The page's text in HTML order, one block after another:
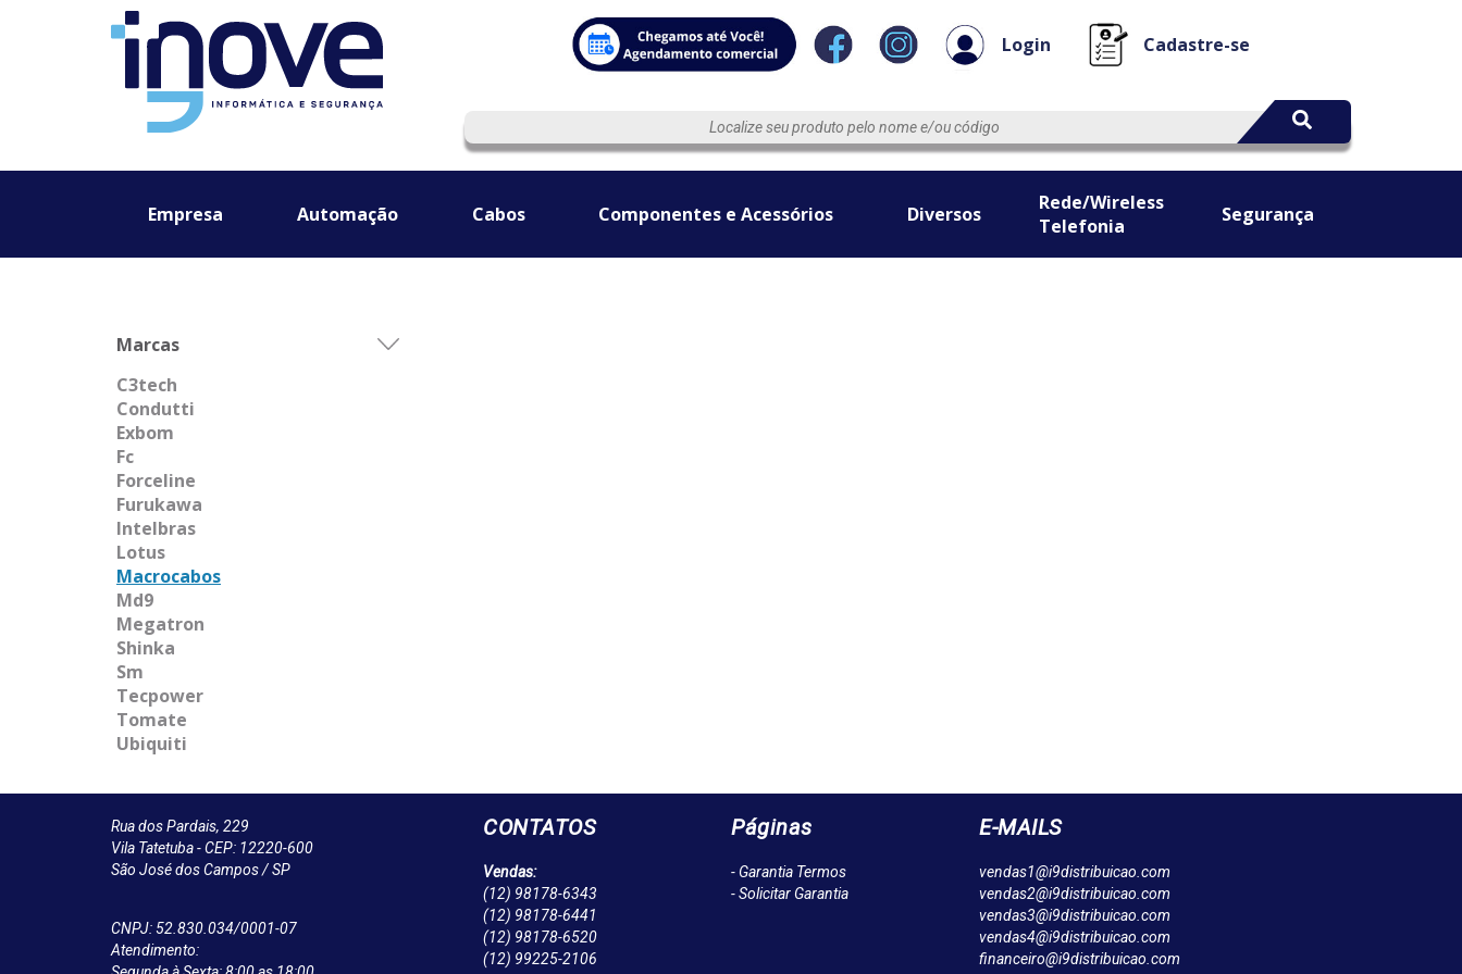
Login Cadastre-se
Empresa Automação Cabos Componentes e Acessórios Diversos
Rede/Wireless
Telefonia
Segurança
Marcas
C3tech
Condutti
Exbom
Fc
Forceline
Furukawa
Intelbras
Lotus
Macrocabos
Md9
Megatron
Shinka
Sm
Tecpower
Tomate
Ubiquiti
Rua dos Pardais, 229
Vila Tatetuba - CEP: 12220-600
São José dos Campos / SP
CNPJ: 52.830.034/0001-07
Atendimento:
CONTATOS
Vendas:
(12) 98178-6343
(12) 98178-6441
(12) 98178-6520
(12) 99225-2106
Páginas
- Garantia Termos
- Solicitar Garantia
E-MAILS
vendas1@i9distribuicao.com
vendas2@i9distribuicao.com
vendas3@i9distribuicao.com
vendas4@i9distribuicao.com
financeiro@i9distribuicao.com